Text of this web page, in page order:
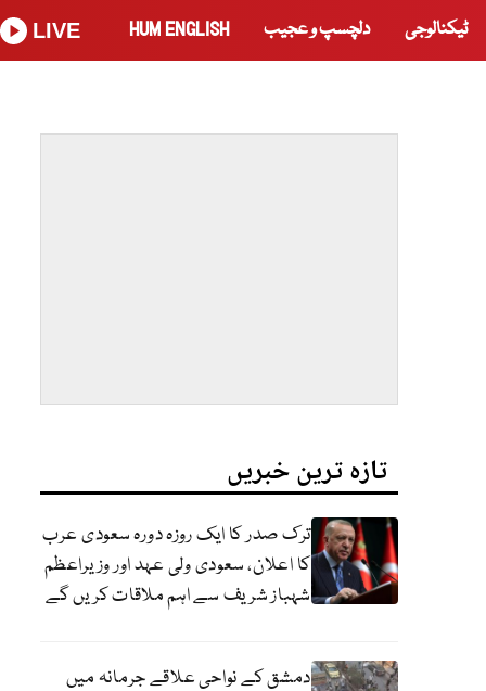
ٹیکنالوجی دلچسپ و عجیب HUM ENGLISH
LIVE
تازہ ترین خبریں
ترک صدر کا ایک روزہ دورہ سعودی عرب
کا اعلان، سعودی ولی عہد اور وزیراعظم
شہباز شریف سے اہم ملاقات کریں گے
دمشق کے نواحی علاقے جرمانہ میں